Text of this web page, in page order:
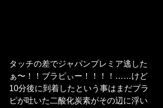
タッチの差でジャパンプレミア逃した
ぁ〜！！ブラピぃー！！！！……けど
10分後に到着したという事はまだブラ
ピが吐いた二酸化炭素がその辺に浮い